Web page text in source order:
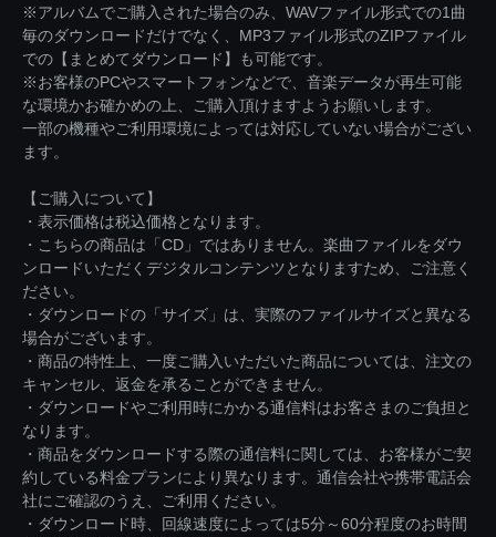
※アルバムでご購入された場合のみ、WAVファイル形式での1曲
毎のダウンロードだけでなく、MP3ファイル形式のZIPファイル
での【まとめてダウンロード】も可能です。
※お客様のPCやスマートフォンなどで、音楽データが再生可能
な環境かお確かめの上、ご購入頂けますようお願いします。
一部の機種やご利用環境によっては対応していない場合がござい
ます。
【ご購入について】
・表示価格は税込価格となります。
・こちらの商品は「CD」ではありません。楽曲ファイルをダウ
ンロードいただくデジタルコンテンツとなりますため、ご注意く
ださい。
・ダウンロードの「サイズ」は、実際のファイルサイズと異なる
場合がございます。
・商品の特性上、一度ご購入いただいた商品については、注文の
キャンセル、返金を承ることができません。
・ダウンロードやご利用時にかかる通信料はお客さまのご負担と
なります。
・商品をダウンロードする際の通信料に関しては、お客様がご契
約している料金プランにより異なります。通信会社や携帯電話会
社にご確認のうえ、ご利用ください。
・ダウンロード時、回線速度によっては5分～60分程度のお時間